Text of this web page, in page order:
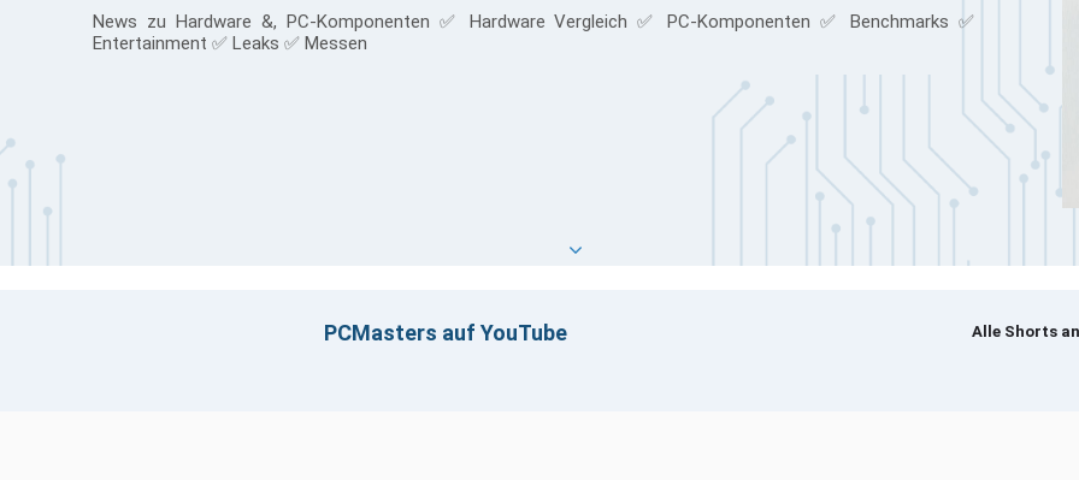
News zu Hardware &, PC-Komponenten ✅ Hardware Vergleich ✅ PC-Komponenten ✅ Benchmarks ✅
Entertainment ✅ Leaks ✅ Messen
PCMasters auf YouTube Alle Shorts
Klicken zum Laden · Erst beim Klick werden YouTube-Cookies gesetzt